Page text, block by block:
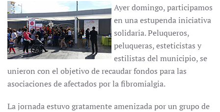
Ayer domingo, participamos
en una estupenda iniciativa
solidaria. Peluqueros,
peluqueras, esteticistas y
estilistas del municipio, se
unieron con el objetivo de recaudar fondos para las
asociaciones de afectados por la fibromialgia.
La jornada estuvo gratamente amenizada por un grupo de